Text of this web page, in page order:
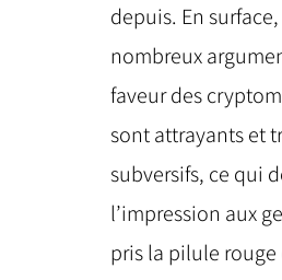
depuis. En
nombreux
faveur des
sont attrayants et
subversifs, ce qui
l’impression aux
pris la pilule rouge